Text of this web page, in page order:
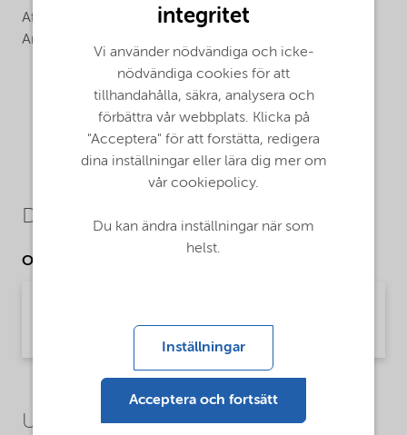
Africa,
Europe,Latin America,
America
Downloads
Other Documents
Use Cases
integritet
Vi använder nödvändiga och icke-
nödvändiga cookies för att
tillhandahålla, säkra, analysera och
förbättra vår webbplats. Klicka på
"Acceptera" för att forstätta, redigera
dina inställningar eller lära dig mer om
vår cookiepolicy.
Du kan ändra inställningar när som
helst.
Inställningar
Acceptera och fortsätt